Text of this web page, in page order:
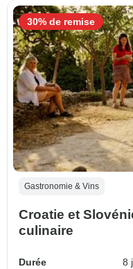
Gastronomie & Vins
Croatie et
culinaire
Durée
8
30% de remise